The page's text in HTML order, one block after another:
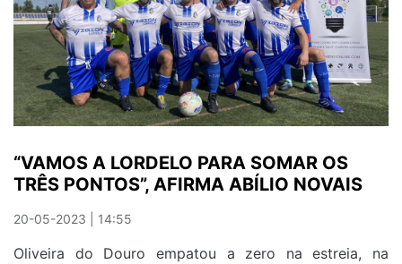
PENÁLTI
QUE
VALEU
O
EMPATE
“VAMOS A LORDELO PARA SOMAR OS
TRÊS PONTOS”, AFIRMA ABÍLIO NOVAIS
20-05-2023 | 14:55
Oliveira do Douro empatou a zero na estreia, na